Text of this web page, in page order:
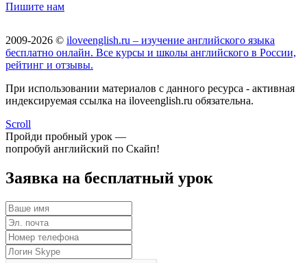
Пишите нам
2009-2026 © iloveenglish.ru – изучение английского языка
бесплатно онлайн. Все курсы и школы английского в России,
рейтинг и отзывы.
При использовании материалов с данного ресурса - активная
индексируемая ссылка на iloveenglish.ru обязательна.
Scroll
Пройди пробный урок —
попробуй английский по Скайп!
Заявка на бесплатный урок